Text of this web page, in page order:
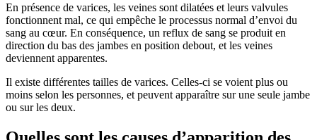
En présence de varices, les veines sont dilatées et leurs valvules
fonctionnent mal, ce qui empêche le processus normal d’envoi du
sang au cœur. En conséquence, un reflux de sang se produit en
direction du bas des jambes en position debout, et les veines
deviennent apparentes.
Il existe différentes tailles de varices. Celles-ci se voient plus ou
moins selon les personnes, et peuvent apparaître sur une seule jambe
ou sur les deux.